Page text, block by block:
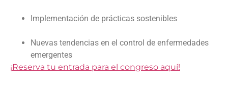
Implementación de prácticas sostenibles
Nuevas tendencias en el control de enfermedades
emergentes
¡Reserva tu entrada para el congreso aquí!